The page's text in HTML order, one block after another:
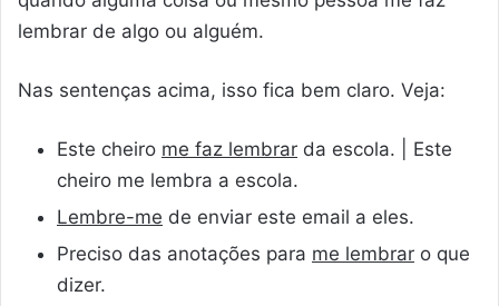
lembrar de algo ou alguém.
Nas sentenças acima, isso fica bem claro. Veja:
Este cheiro me faz lembrar da escola. | Este
cheiro me lembra a escola.
Lembre-me de enviar este email a eles.
Preciso das anotações para me lembrar o que
dizer.